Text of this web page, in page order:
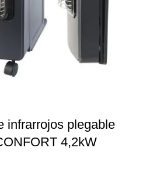
infrarrojos plegable
4,2kW